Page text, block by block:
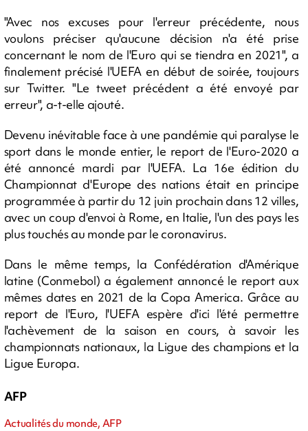
"Avec nos excuses pour l'erreur précédente, nous
voulons préciser qu'aucune décision n'a été prise
concernant le nom de l'Euro qui se tiendra en 2021", a
finalement précisé l'UEFA en début de soirée, toujours
sur Twitter. "Le tweet précédent a été envoyé par
erreur", a-t-elle ajouté.
Devenu inévitable face à une pandémie qui paralyse le
sport dans le monde entier, le report de l'Euro-2020 a
été annoncé mardi par l'UEFA. La 16e édition du
Championnat d'Europe des nations était en principe
programmée à partir du 12 juin prochain dans 12 villes,
avec un coup d'envoi à Rome, en Italie, l'un des pays les
plus touchés au monde par le coronavirus.
Dans le même temps, la Confédération d'Amérique
latine (Conmebol) a également annoncé le report aux
mêmes dates en 2021 de la Copa America. Grâce au
report de l'Euro, l'UEFA espère d'ici l'été permettre
l'achèvement de la saison en cours, à savoir les
championnats nationaux, la Ligue des champions et la
Ligue Europa.
AFP
Actualités du monde, AFP